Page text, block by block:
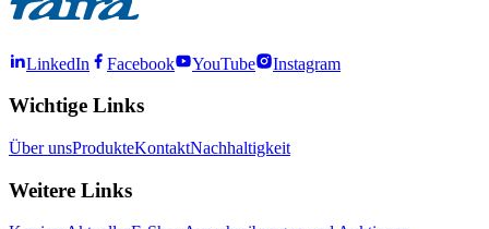
LinkedIn Facebook YouTube Instagram
Wichtige Links
Über unsProdukteKontaktNachhaltigkeit
Weitere Links